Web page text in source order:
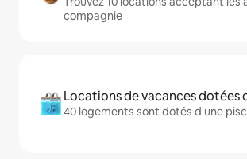
compagnie
Locations de vacances dotées
40 logements sont dotés d'une